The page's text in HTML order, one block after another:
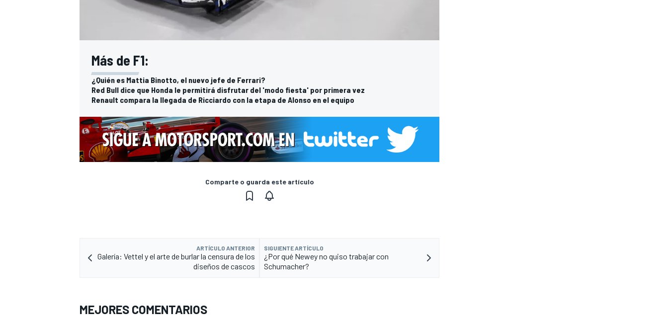
Más de F1:
¿Quién es Mattia Binotto, el nuevo jefe de Ferrari?
Red Bull dice que Honda le permitirá disfrutar del 'modo fiesta' por primera vez
Renault compara la llegada de Ricciardo con la etapa de Alonso en el equipo
Comparte o guarda este artículo
ARTÍCULO ANTERIOR
Galería: Vettel y el arte de burlar la censura de los
diseños de cascos
SIGUIENTE ARTÍCULO
¿Por qué Newey no quiso trabajar con
Schumacher?
MEJORES COMENTARIOS